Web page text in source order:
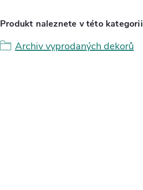
Produkt naleznete v této kategorii
Archiv vyprodaných dekorů